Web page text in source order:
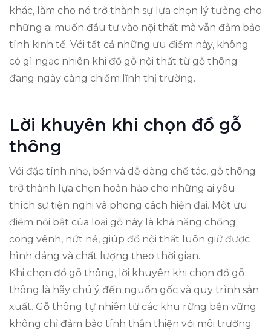
khác, làm cho nó trở thành sự lựa chọn lý tưởng cho
những ai muốn đầu tư vào nội thất mà vẫn đảm bảo
tính kinh tế. Với tất cả những ưu điểm này, không
có gì ngạc nhiên khi đồ gỗ nội thất từ gỗ thông
đang ngày càng chiếm lĩnh thị trường.
Lời khuyên khi chọn đồ gỗ
thông
Với đặc tính nhẹ, bền và dễ dàng chế tác, gỗ thông
trở thành lựa chọn hoàn hảo cho những ai yêu
thích sự tiện nghi và phong cách hiện đại. Một ưu
điểm nổi bật của loại gỗ này là khả năng chống
cong vênh, nứt nẻ, giúp đồ nội thất luôn giữ được
hình dáng và chất lượng theo thời gian.
Khi chọn đồ gỗ thông, lời khuyên khi chọn đồ gỗ
thông là hãy chú ý đến nguồn gốc và quy trình sản
xuất. Gỗ thông tự nhiên từ các khu rừng bền vững
không chỉ đảm bảo tính thân thiện với môi trường